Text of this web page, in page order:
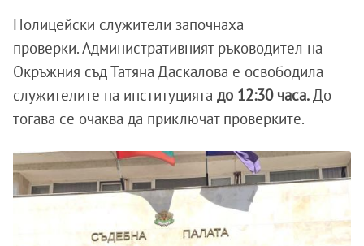
Полицейски служители започнаха
проверки. Административният ръководител на
Окръжния съд Татяна Даскалова е освободила
служителите на институцията до 12:30 часа.До
тогава се очаква да приключат проверките.